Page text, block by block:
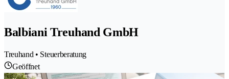
Balbiani Treuhand GmbH
Treuhand • Steuerberatung
Geöffnet